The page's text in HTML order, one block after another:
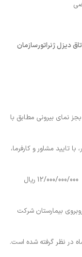
دیزل ژنراتورسازمان
نمای بیرونی مطابق با
تایید مشاور و کارفرما،
هزینه اولیه برآورد شده ، در حدود 12/000/000/000 ریال
بیمارستان شرکت
در نظر گرفته شده است.